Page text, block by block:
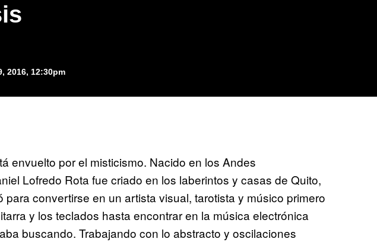
2016, 12:30pm
envuelto por el misticismo. Nacido en los Andes
Lofredo Rota fue criado en los laberintos y casas de Quito,
para convertirse en un artista visual, tarotista y músico primero
y los teclados hasta encontrar en la música electrónica
buscando. Trabajando con lo abstracto y oscilaciones